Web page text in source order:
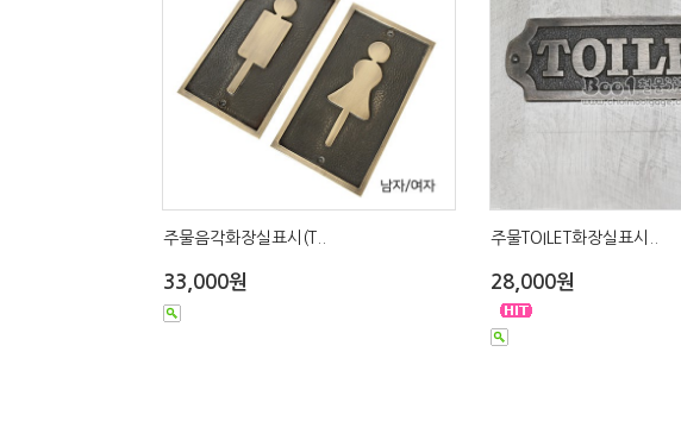
주물음각화장실표시(T..
33,000원
주물TOILET화장실표시..
28,000원